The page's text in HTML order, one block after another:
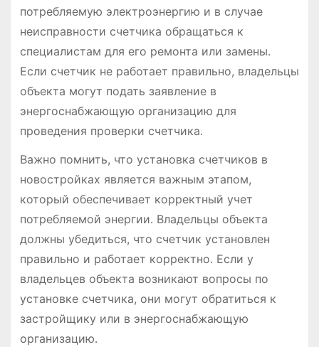
потребляемую электроэнергию и в случае
неисправности счетчика обращаться к
специалистам для его ремонта или замены․
Если счетчик не работает правильно, владельцы
объекта могут подать заявление в
энергоснабжающую организацию для
проведения проверки счетчика․
Важно помнить, что установка счетчиков в
новостройках является важным этапом,
который обеспечивает корректный учет
потребляемой энергии․ Владельцы объекта
должны убедиться, что счетчик установлен
правильно и работает корректно․ Если у
владельцев объекта возникают вопросы по
установке счетчика, они могут обратиться к
застройщику или в энергоснабжающую
организацию․